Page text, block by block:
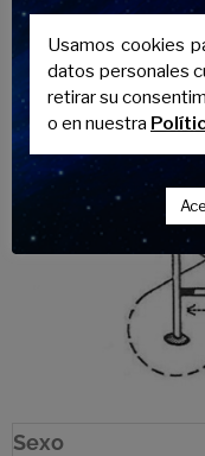
Sexo
Usamos cookies
datos personales
retirar su
o en nuestra